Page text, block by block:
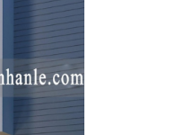
cấp 4
phí tiết kiệm
1 phòng khách, 2 phòng
cạnh cũng phải đảm bảo
đại.